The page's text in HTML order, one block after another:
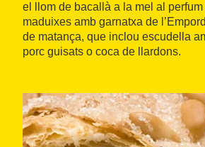
el llom de bacallà a la mel al
maduixes amb garnatxa de
de matança, que inclou escudella
porc guisats o coca de llardons.